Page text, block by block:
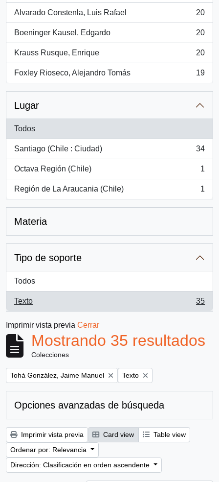
Alvarado Constenla, Luis Rafael
, 20 resultados
20
Boeninger Kausel, Edgardo
, 20 resultados
20
Krauss Rusque, Enrique
, 20 resultados
20
Foxley Rioseco, Alejandro Tomás
, 19 resultados
19
Lugar
Todos
Santiago (Chile : Ciudad)
, 34 resultados
34
Octava Región (Chile)
, 1 resultados
1
Región de La Araucania (Chile)
, 1 resultados
1
Materia
Tipo de soporte
Todos
Texto
, 35 resultados
35
Imprimir vista previa Cerrar
Mostrando 35 resultados
Colecciones
Remove filter:
Tohá González, Jaime Manuel Remove filter:
Texto
Opciones avanzadas de búsqueda
Imprimir vista previa Card view
Table view
Ordenar por: Relevancia
Dirección: Clasificación en orden ascendente